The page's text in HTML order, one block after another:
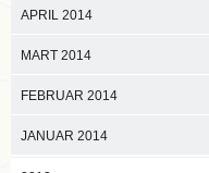
APRIL 2014
MART 2014
FEBRUAR 2014
JANUAR 2014